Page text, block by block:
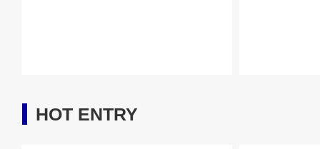
HOT ENTRY